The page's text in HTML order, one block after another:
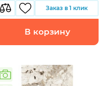
Заказ в 1 клик
В корзину